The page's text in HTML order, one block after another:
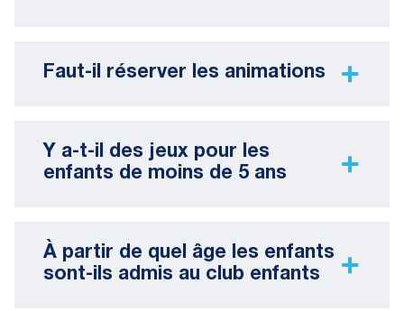
Faut-il réserver les animations
Y a-t-il des jeux pour les
enfants de moins de 5 ans
À partir de quel âge les enfants
sont-ils admis au club enfants